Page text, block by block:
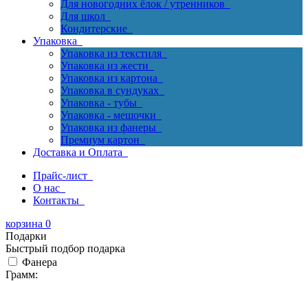
Для новогодних ёлок / утренников
Для школ
Кондитерские
Упаковка
Упаковка из текстиля
Упаковка из жести
Упаковка из картона
Упаковка в сундуках
Упаковка - тубы
Упаковка - мешочки
Упаковка из фанеры
Премиум картон
Доставка и Оплата
Прайс-лист
О нас
Контакты
корзина 0
Подарки
Быстрый подбор подарка
Фанера
Грамм: